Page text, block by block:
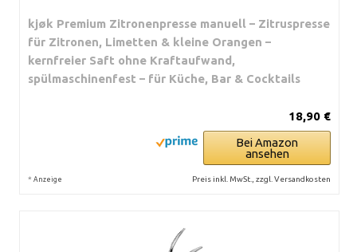
kjøk Premium Zitronenpresse manuell – Zitruspresse
für Zitronen, Limetten & kleine Orangen –
kernfreier Saft ohne Kraftaufwand,
spülmaschinenfest – für Küche, Bar & Cocktails
18,90 €
Bei Amazon
ansehen
* Anzeige Preis inkl. MwSt., zzgl. Versandkosten